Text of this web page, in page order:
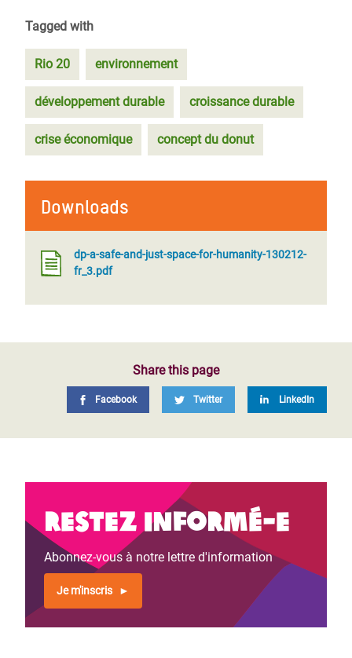
Tagged with
Rio 20 environnement
développement durable croissance durable
crise économique concept du donut
Downloads
dp-a-safe-and-just-space-for-humanity-130212-
fr_3.pdf
Share this page
Facebook Twitter LinkedIn
Restez informé-e
Abonnez-vous à notre lettre d'information
Je m'inscris